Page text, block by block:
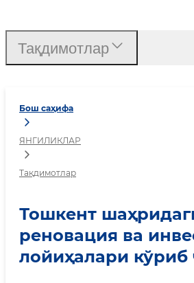
Бош саҳифа
ЯНГИЛИКЛАР
Тақдимотлар
Тошкент
реновация ва
лойиҳалари кўриб
Тақдимотлар